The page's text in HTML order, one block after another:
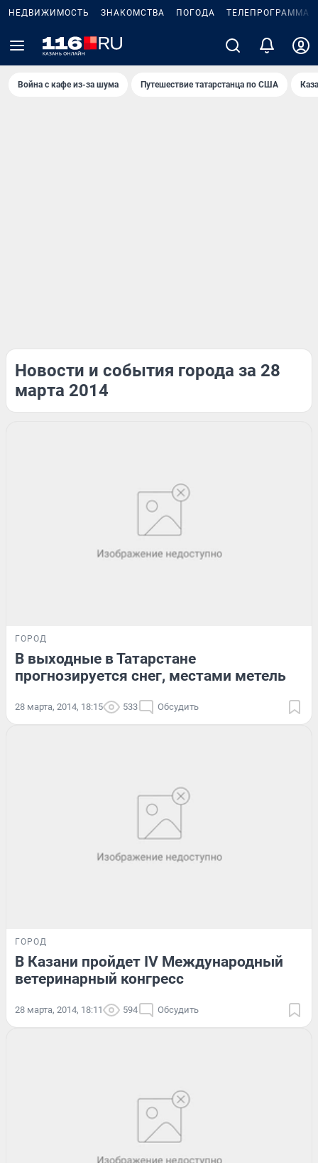
НЕДВИЖИМОСТЬ ЗНАКОМСТВА ПОГОДА ТЕЛЕПРОГРАММА
Война с кафе из-за шума Путешествие татарстанца по США
Новости и события города за 28
марта 2014
ГОРОД
В выходные в Татарстане
прогнозируется снег, местами метель
28 марта, 2014, 18:15 533 Обсудить
ГОРОД
В Казани пройдет IV Международный
ветеринарный конгресс
28 марта, 2014, 18:11 594 Обсудить